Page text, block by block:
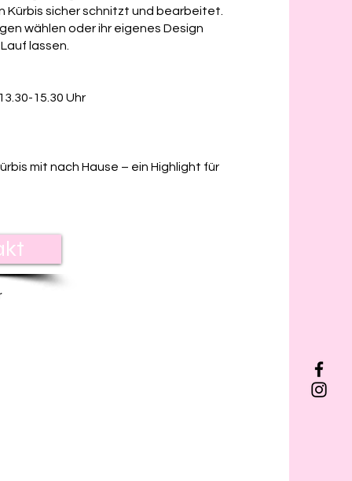
Kürbis sicher schnitzt und bearbeitet.
wählen oder ihr eigenes Design
lassen.
15.30 Uhr
mit nach Hause – ein Highlight für